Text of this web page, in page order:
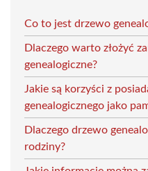
Co to jest drzewo
Dlaczego warto złożyć
genealogiczne?
Jakie są korzyści z
genealogicznego jako
Dlaczego drzewo
rodziny?